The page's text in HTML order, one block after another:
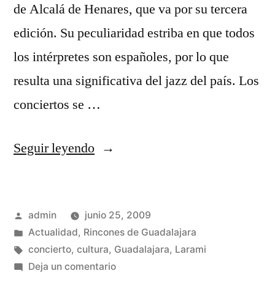
de Alcalá de Henares, que va por su tercera
edición. Su peculiaridad estriba en que todos
los intérpretes son españoles, por lo que
resulta una significativa del jazz del país. Los
conciertos se …
Seguir leyendo«Universijazz»
Publicado
por
admin
junio 25, 2009
Publicado
en
Actualidad, Rincones de Guadalajara
Etiquetas:
concierto, cultura, Guadalajara, Larami
Deja un comentarioen